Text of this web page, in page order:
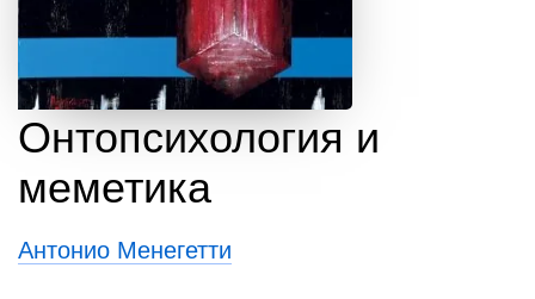
Онтопсихология и
меметика
Антонио Менегетти